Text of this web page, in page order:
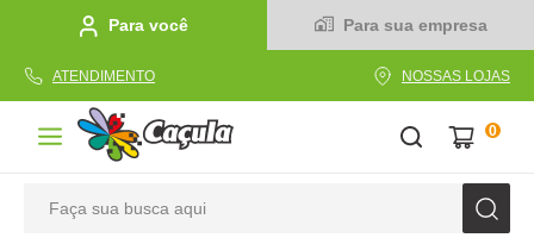
Para você Para sua empresa
ATENDIMENTO NOSSAS LOJAS
0